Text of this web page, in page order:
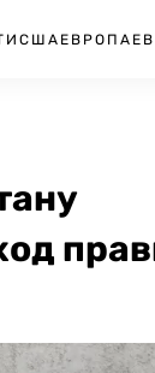
США ЕВРОПА